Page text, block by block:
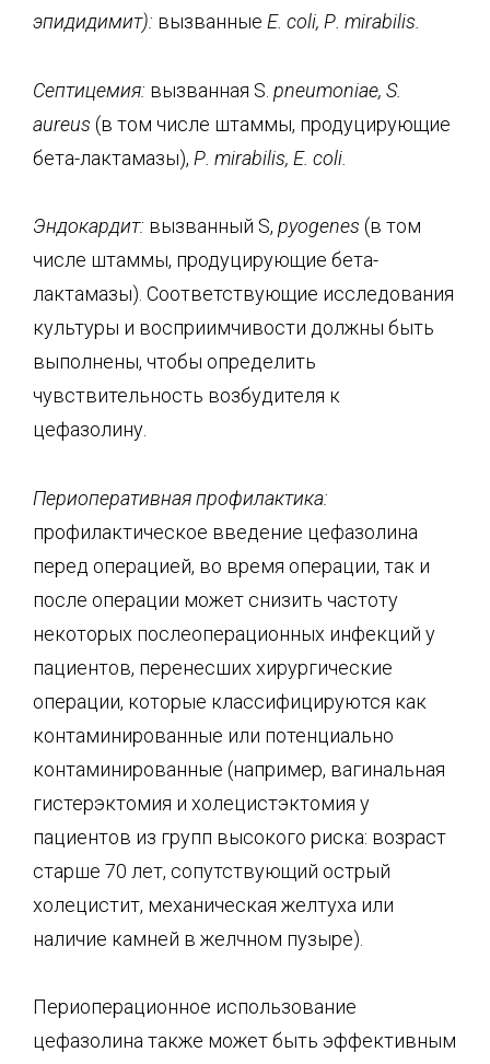
эпидидимит): вызванные Е. coli, Р. mirabilis
Септицемия: вызванная S. pneumoniae, S.
aureus (в том числе штаммы, продуцирующие
бета-лактамазы), Р. mirabilis, Е. coli
Эндокардит: вызванный S, pyogenes (в том
числе штаммы, продуцирующие бета-
лактамазы). Соответствующие исследования
культуры и восприимчивости должны быть
выполнены, чтобы определить
чувствительность возбудителя к
цефазолину.
Периоперативная профилактика:
профилактическое введение цефазолина
перед операцией, во время операции, так и
после операции может снизить частоту
некоторых послеоперационных инфекций у
пациентов, перенесших хирургические
операции, которые классифицируются как
контаминированные или потенциально
контаминированные (например, вагинальная
гистерэктомия и холецистэктомия у
пациентов из групп высокого риска: возраст
старше 70 лет, сопутствующий острый
холецистит, механическая желтуха или
наличие камней в желчном пузыре).
Периоперационное использование
цефазолина также может быть эффективным